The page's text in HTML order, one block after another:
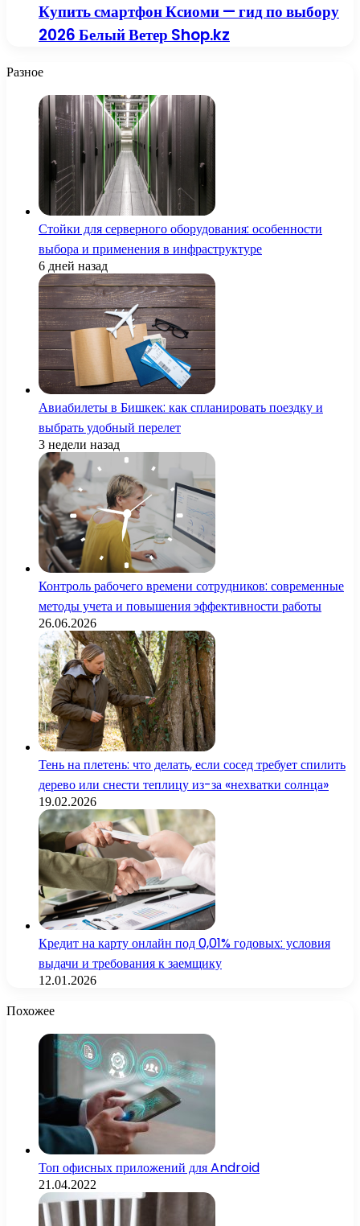
Купить смартфон Ксиоми — гид по выбору
2026 Белый Ветер Shop.kz
Разное
Стойки для серверного оборудования: особенности
выбора и применения в инфраструктуре
6 дней назад
Авиабилеты в Бишкек: как спланировать поездку и
выбрать удобный перелет
3 недели назад
Контроль рабочего времени сотрудников: современные
методы учета и повышения эффективности работы
26.06.2026
Тень на плетень: что делать, если сосед требует спилить
дерево или снести теплицу из-за «нехватки солнца»
19.02.2026
Кредит на карту онлайн под 0,01% годовых: условия
выдачи и требования к заемщику
12.01.2026
Похожее
Топ офисных приложений для Android
21.04.2022